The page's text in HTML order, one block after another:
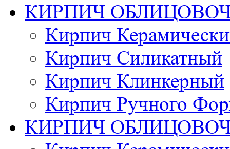
КИРПИЧ
Кирпич
Кирпич Силикатный
Кирпич Клинкерный
Кирпич Ручного
КИРПИЧ